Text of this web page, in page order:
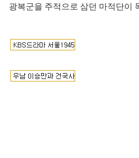
광복군을 주적으로 삼던 마적단이